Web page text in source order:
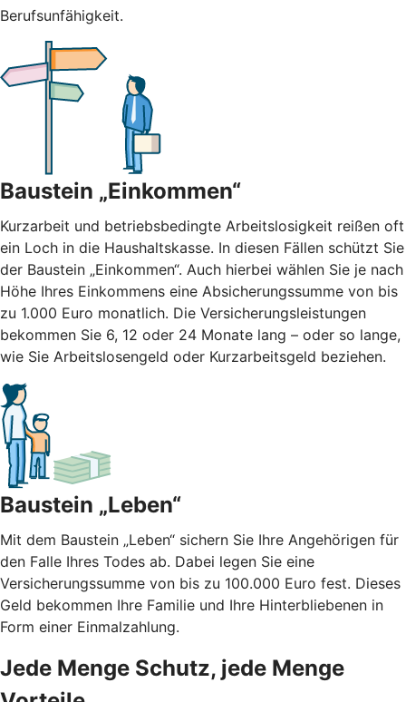
Berufsunfähigkeit.
Baustein „Einkommen“
Kurzarbeit und betriebsbedingte Arbeitslosigkeit reißen oft
ein Loch in die Haushaltskasse. In diesen Fällen schützt Sie
der Baustein „Einkommen“. Auch hierbei wählen Sie je nach
Höhe Ihres Einkommens eine Absicherungssumme von bis
zu 1.000 Euro monatlich. Die Versicherungsleistungen
bekommen Sie 6, 12 oder 24 Monate lang – oder so lange,
wie Sie Arbeitslosengeld oder Kurzarbeitsgeld beziehen.
Baustein „Leben“
Mit dem Baustein „Leben“ sichern Sie Ihre Angehörigen für
den Falle Ihres Todes ab. Dabei legen Sie eine
Versicherungssumme von bis zu 100.000 Euro fest. Dieses
Geld bekommen Ihre Familie und Ihre Hinterbliebenen in
Form einer Einmalzahlung.
Jede Menge Schutz, jede Menge